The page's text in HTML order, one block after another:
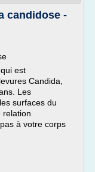
candidose -
est
Candida,
Les
surfaces du
relation
à votre corps